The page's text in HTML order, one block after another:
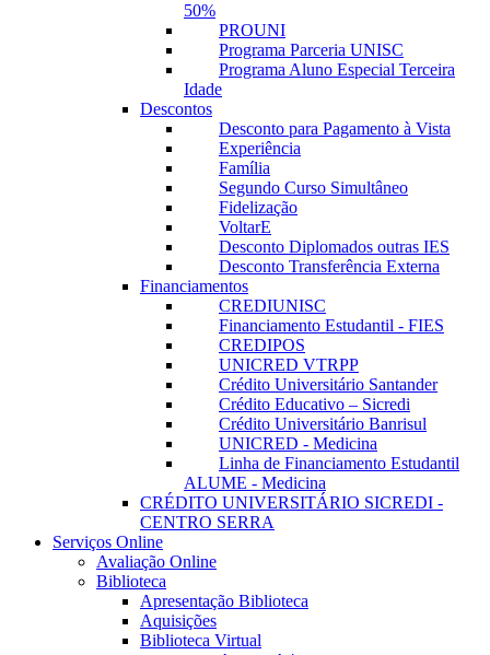
50%
PROUNI
Programa Parceria UNISC
Programa Aluno Especial Terceira
Idade
Descontos
Desconto para Pagamento à Vista
Experiência
Família
Segundo Curso Simultâneo
Fidelização
VoltarE
Desconto Diplomados outras IES
Desconto Transferência Externa
Financiamentos
CREDIUNISC
Financiamento Estudantil - FIES
CREDIPOS
UNICRED VTRPP
Crédito Universitário Santander
Crédito Educativo – Sicredi
Crédito Universitário Banrisul
UNICRED - Medicina
Linha de Financiamento Estudantil
ALUME - Medicina
CRÉDITO UNIVERSITÁRIO SICREDI -
CENTRO SERRA
Serviços Online
Avaliação Online
Biblioteca
Apresentação Biblioteca
Aquisições
Biblioteca Virtual